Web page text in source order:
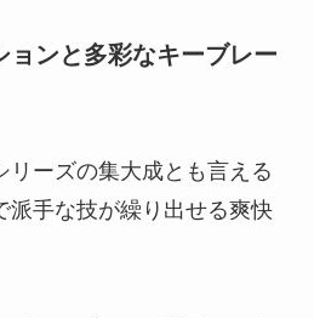
ョンと多彩なキーブレー
リーズの集大成とも言える
派手な技が繰り出せる爽快